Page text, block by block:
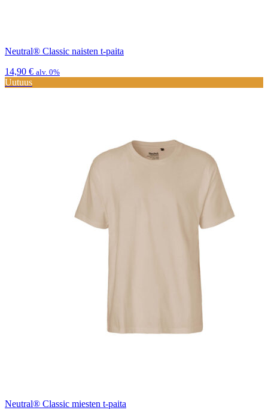
Neutral® Classic naisten t-paita
14,90 € alv. 0%
Uutuus
Neutral® Classic miesten t-paita